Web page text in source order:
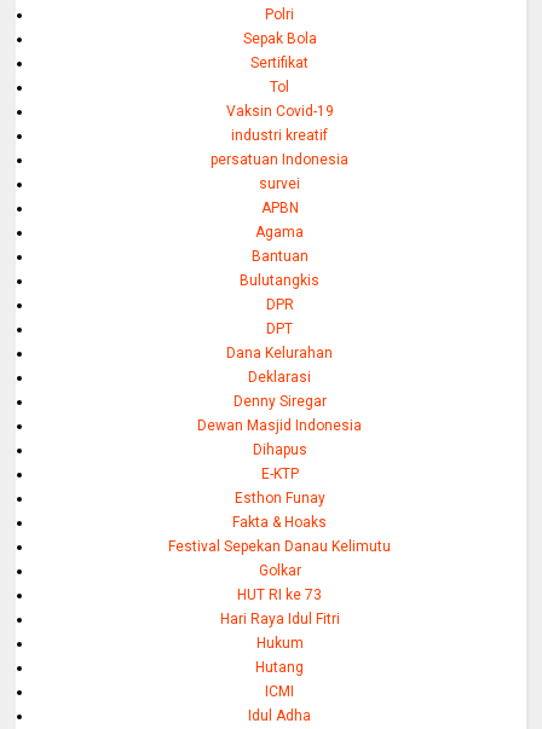
Polri
Sepak Bola
Sertifikat
Tol
Vaksin Covid-19
industri kreatif
persatuan Indonesia
survei
APBN
Agama
Bantuan
Bulutangkis
DPR
DPT
Dana Kelurahan
Deklarasi
Denny Siregar
Dewan Masjid Indonesia
Dihapus
E-KTP
Esthon Funay
Fakta & Hoaks
Festival Sepekan Danau Kelimutu
Golkar
HUT RI ke 73
Hari Raya Idul Fitri
Hukum
Hutang
ICMI
Idul Adha